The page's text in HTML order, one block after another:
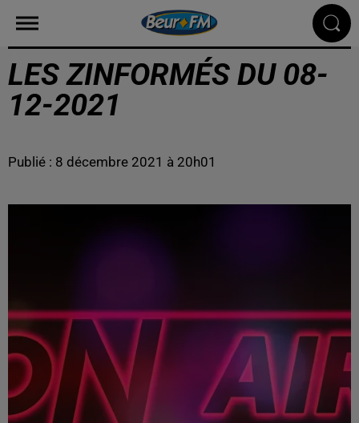
LES ZINFORMÉS DU 08-
12-2021
Publié : 8 décembre 2021 à 20h01